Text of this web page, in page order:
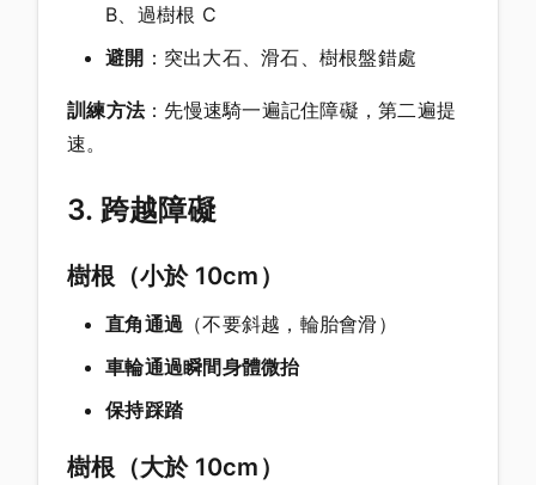
B、過樹根 C
避開 ：突出大石、滑石、樹根盤錯處
訓練方法：先慢速騎一遍記住障礙，第二遍提
速。
3. 跨越障礙
樹根（小於 10cm）
直角通過 （不要斜越，輪胎會滑）
車輪通過瞬間身體微抬
保持踩踏
樹根（大於 10cm）